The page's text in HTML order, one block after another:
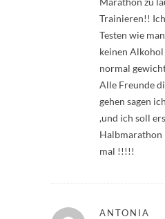
Trainieren!!
Testen wie
keinen
normal
Alle Freunde
gehen sagen
,und ich soll
Halbmarathon
mal !!!!!
ANTONIA